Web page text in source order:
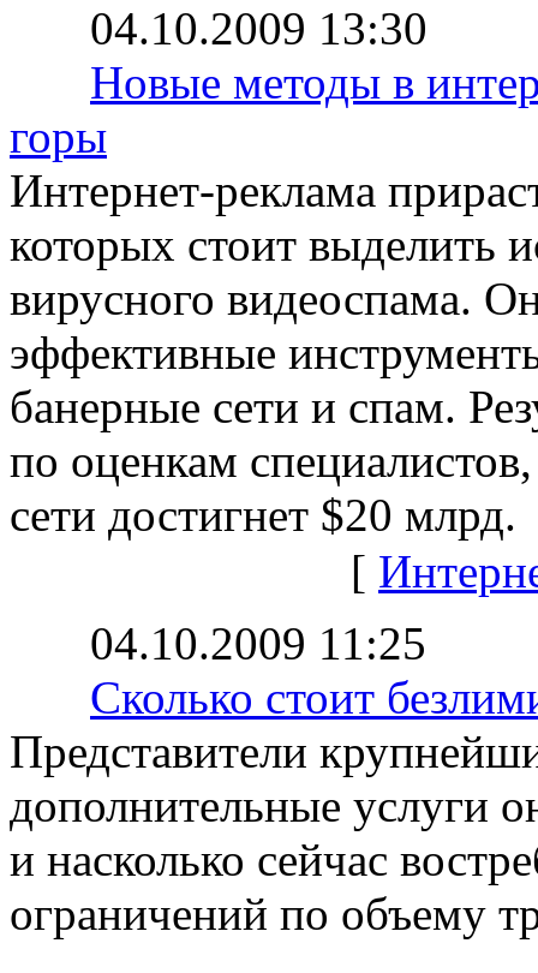
04.10.2009 13:30
Новые методы в
горы
Интернет-реклама
которых стоит выделить
вирусного видеоспама.
эффективные
банерные сети и спам.
по оценкам
сети достигнет $20 млрд.
[
04.10.2009 11:25
Сколько стоит
Представители
дополнительные услуги
и насколько сейчас
ограничений по объему